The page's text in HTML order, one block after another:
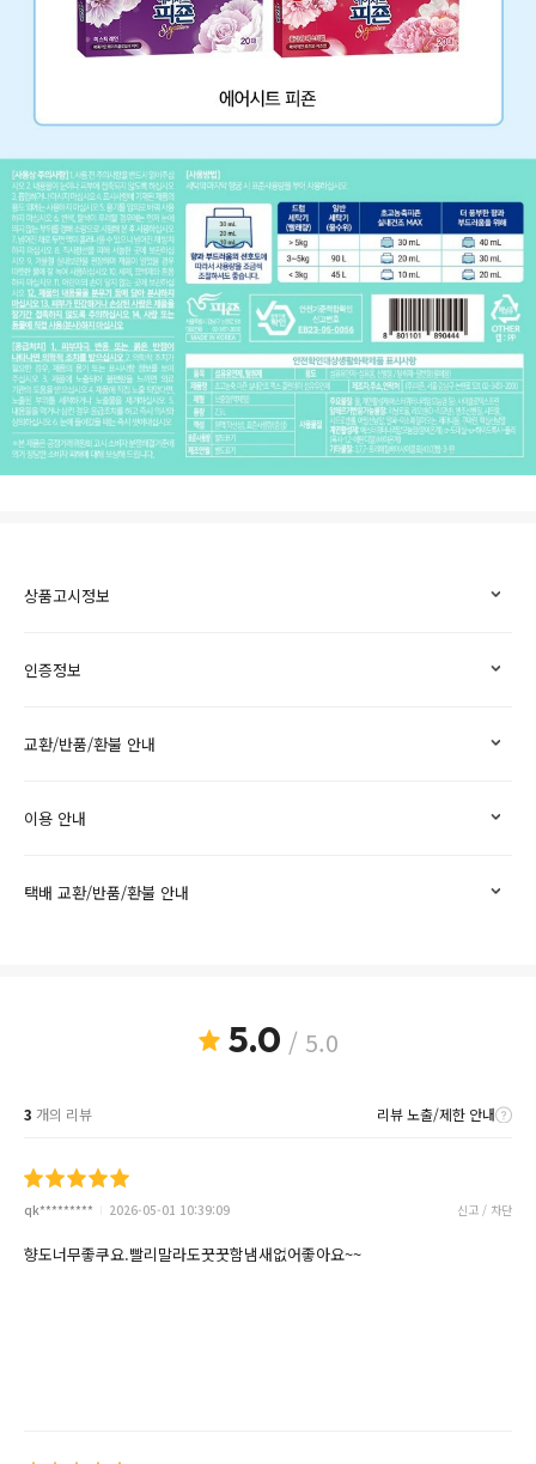
상품고시정보
인증정보
교환/반품/환불 안내
이용 안내
택배 교환/반품/환불 안내
5.0 / 5.0
3 개의 리뷰 리뷰 노출/제한 안내
qk********* 2026-05-01 10:39:09 신고 / 차단
향도너무좋쿠요.빨리말라도꿋꿋함냄새없어좋아요~~